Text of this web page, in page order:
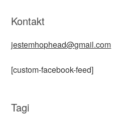
Kontakt
jestemhophead@gmail.com
[custom-facebook-feed]
Tagi